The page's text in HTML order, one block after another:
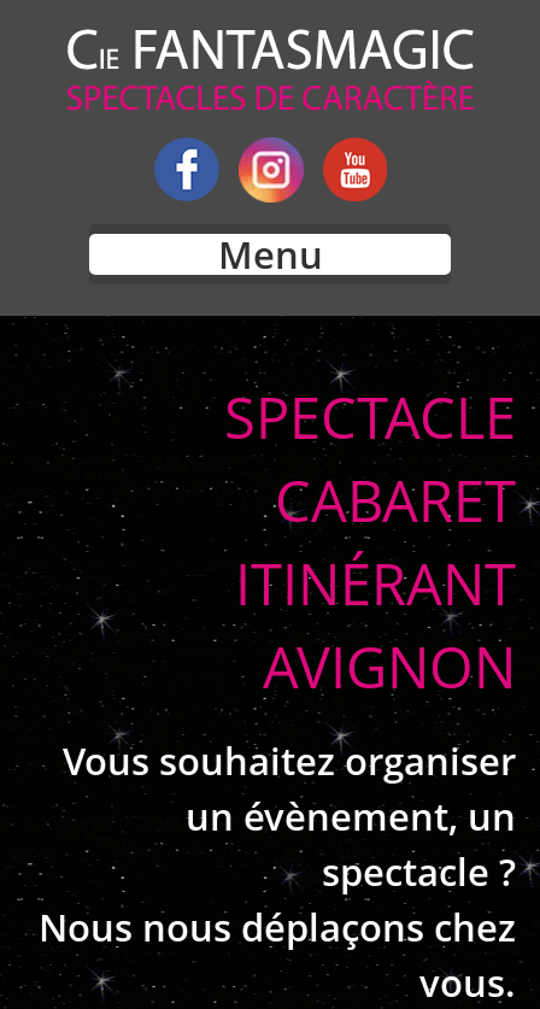
Menu
SPECTACLE
CABARET
ITINÉRANT
AVIGNON
Vous souhaitez organiser
un évènement, un
spectacle ?
Nous nous déplaçons chez
vous.